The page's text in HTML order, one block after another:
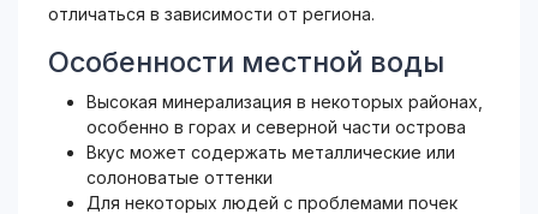
отличаться в зависимости от региона.
Особенности местной воды
Высокая минерализация в некоторых районах,
особенно в горах и северной части острова
Вкус может содержать металлические или
солоноватые оттенки
Для некоторых людей с проблемами почек